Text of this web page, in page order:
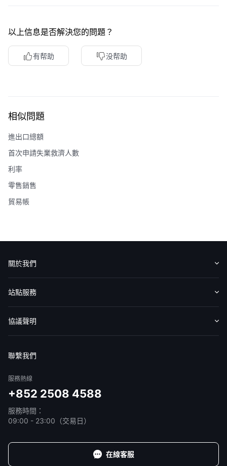
以上信息是否解決您的問題？
有帮助 没帮助
相似問題
進出口總額
首次申請失業救濟人數
利率
零售銷售
貿易帳
關於我們
認識華盛
媒體報導
意見反饋
站點服務
收費標準
交易工具
幫助中心
協議聲明
聯繫我們
服務熱線
+852 2508 4588
服務時間：
09:00 - 23:00（交易日）
在線客服